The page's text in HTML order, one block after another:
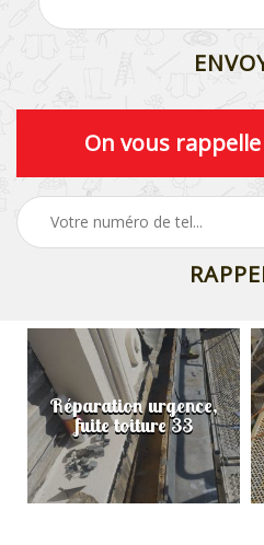
On vous
Réparation urgence,
fuite toiture 33